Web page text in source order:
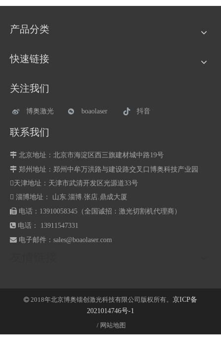
产品分类
快速链接
关注我们
博奥激光 boaolaser 抖音
联系我们
 北京地址：北京市海淀区西三旗建材城中路19号
 郑州地址： 郑州中牟万洪路与建设路交叉口博奥科技产业园
天津地址：天津市武清开发区光源道33号
 淄博地址： 山东.淄博.张店.鼎成大厦
 电话：13910058345（全国诚招：激光切割机代理商）
 电话： 13911547331
 电子邮件： sales@boaolaser.com
 2018年北京博奥镭创激光科技有限公司版权所有。 京ICP备
2021014746号-1
/ 网站地图